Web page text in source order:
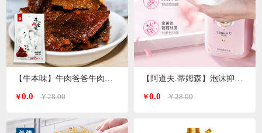
￥0.0 ￥28.00 ￥0.0 ￥28.00